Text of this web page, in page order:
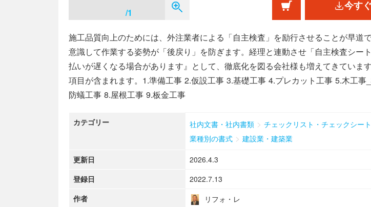
/1
今す
施工品質向上のためには、外注業者による「自主検査」を励行させることが早道
意識して作業する姿勢が「後戻り」を防ぎます。経理と連動させ「自主検査シー
払いが遅くなる場合があります』として、徹底化を図る会社様も増えてきていま
項目が含まれます。1.準備工事 2.仮設工事 3.基礎工事 4.プレカット工事 5.木工事
防蟻工事 8.屋根工事 9.板金工事
カテゴリー 社内文書・社内書類 > チェックリスト・チェックシート
業種別の書式 > 建設業・建築業
更新日
2026.4.3
登録日
2022.7.13
作者
リフォ・レ